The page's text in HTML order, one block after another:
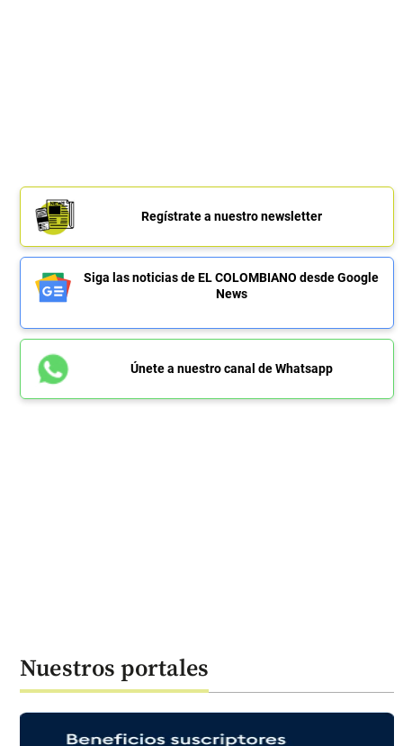
Regístrate a nuestro newsletter
Siga las noticias de EL COLOMBIANO desde Google
News
Únete a nuestro canal de Whatsapp
Nuestros portales